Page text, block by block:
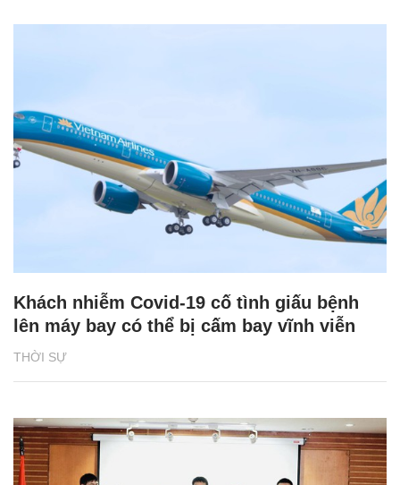
THỜI SỰ
Khách nhiễm Covid-19 cố tình giấu bệnh
lên máy bay có thể bị cấm bay vĩnh viễn